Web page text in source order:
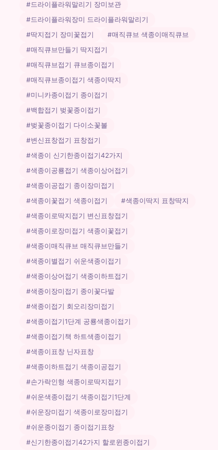
#드라이플라워말리기 장미보관
#드라이플라워장미 드라이플라워말리기
#딱지접기 장미꽃접기
#매직큐브 색종이매직큐브
#매직큐브만들기 딱지접기
#매직큐브접기 큐브종이접기
#매직큐브종이접기 색종이딱지
#미니카종이접기 종이접기
#백합접기 벚꽃종이접기
#벚꽃종이접기 다이소꽃볼
#변신표창접기 표창접기
#색종이 신기한종이접기42가지
#색종이공룡접기 색종이상어접기
#색종이공접기 종이장미접기
#색종이꽃접기 색종이접기
#색종이딱지 표창딱지
#색종이로딱지접기 변신표창접기
#색종이로장미접기 색종이꽃접기
#색종이매직큐브 매직큐브만들기
#색종이별접기 쉬운색종이접기
#색종이상어접기 색종이하트접기
#색종이장미접기 종이꽃다발
#색종이접기 회오리장미접기
#색종이접기1단계 공룡색종이접기
#색종이접기책 하트색종이접기
#색종이표창 닌자표창
#색종이하트접기 색종이공접기
#손가락인형 색종이로딱지접기
#쉬운색종이접기 색종이접기1단계
#쉬운장미접기 색종이로장미접기
#쉬운종이접기 종이접기표창
#신기한종이접기42가지 할로윈종이접기